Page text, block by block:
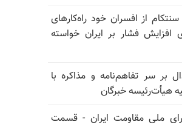
از افسران خود راه‌کارهای
افزایش فشار بر ایران خواسته
بر سر تفاهم‌نامه و مذاکره با
هیأت‌رئیسه خبرگان
ملی مقاومت ایران - قسمت